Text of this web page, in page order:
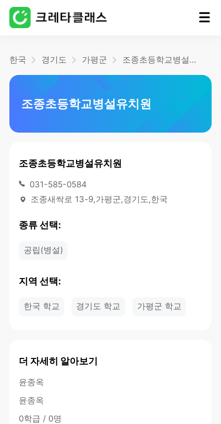
한국 경기도 가평군 조종초등학교병설유치원
조종초등학교병설유치원
조종초등학교병설유치원
031-585-0584
조종새싹로 13-9,가평군,경기도,한국
종류 선택:
공립(병설)
지역 선택:
한국 학교 경기도 학교 가평군 학교
더 자세히 알아보기
윤종옥
윤종옥
0학급 / 0명